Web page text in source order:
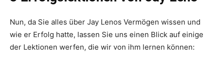
Nun, da Sie alles über Jay Lenos Vermögen wissen und
wie er Erfolg hatte, lassen Sie uns einen Blick auf einige
der Lektionen werfen, die wir von ihm lernen können: